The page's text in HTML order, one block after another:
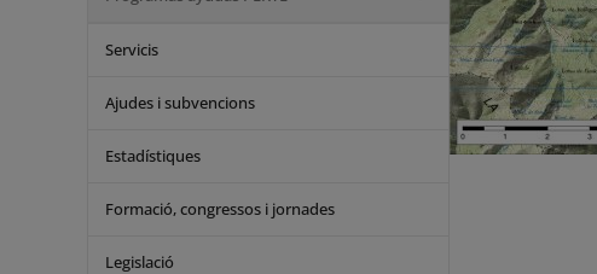
Servicis
Ajudes i subvencions
Estadístiques
Formació, congressos i jornades
Legislació